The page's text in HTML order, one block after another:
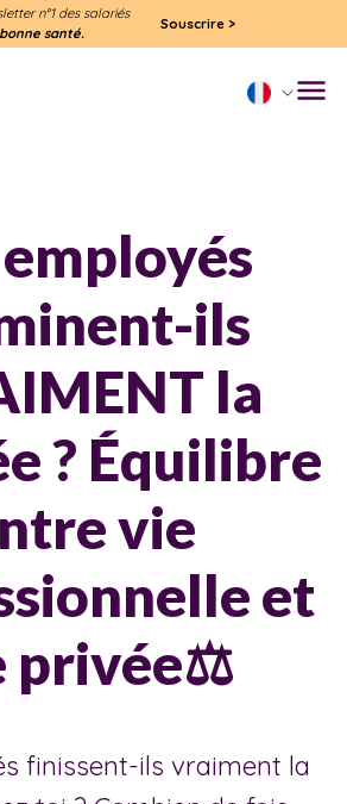
n°1 des salariés
santé.
Souscrire >
employés
ils
la
? Équilibre
vie
et
privée⚖️
finissent-ils vraiment la